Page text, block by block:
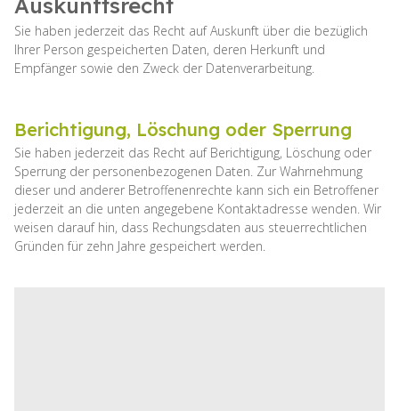
Sie haben jederzeit das Recht auf Auskunft über die bezüglich
Ihrer Person gespeicherten Daten, deren Herkunft und
Empfänger sowie den Zweck der Datenverarbeitung.
Berichtigung, Löschung oder Sperrung
Sie haben jederzeit das Recht auf Berichtigung, Löschung oder
Sperrung der personenbezogenen Daten. Zur Wahrnehmung
dieser und anderer Betroffenenrechte kann sich ein Betroffener
jederzeit an die unten angegebene Kontaktadresse wenden. Wir
weisen darauf hin, dass Rechungsdaten aus steuerrechtlichen
Gründen für zehn Jahre gespeichert werden.